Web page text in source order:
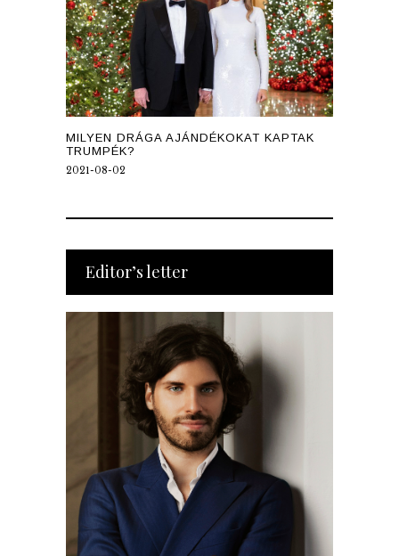
MILYEN DRÁGA AJÁNDÉKOKAT KAPTAK
TRUMPÉK?
2021-08-02
Editor’s letter